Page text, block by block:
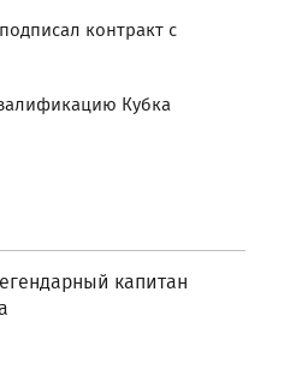
контракт с
Кубка
капитан